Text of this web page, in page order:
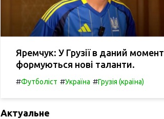
Яремчук: У Грузії в даний момент
формуються нові таланти.
#Футболіст #Україна #Грузія (країна)
Актуальне